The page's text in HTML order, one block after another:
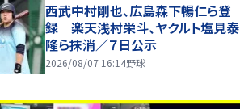
西武中村剛也、広島森下暢仁ら登
録 楽天浅村栄斗、ヤクルト塩見泰
隆ら抹消／７日公示
2026/08/07 16:14野球